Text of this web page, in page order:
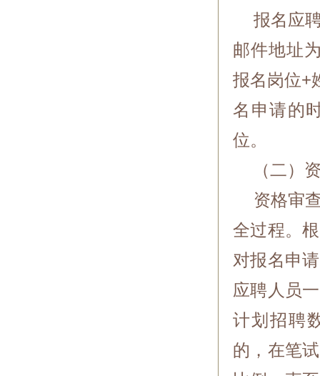
报名应聘
邮件地址
报名岗位+
名申请的
位。
（二）
资格审查
全过程。
对报名申
应聘人员
计划招聘
的，在笔